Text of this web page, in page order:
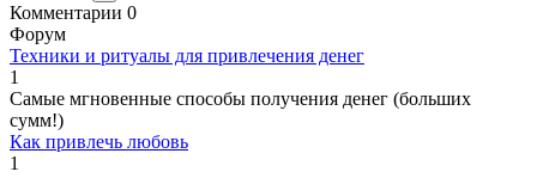
Комментарии 0
Форум
Техники и ритуалы для привлечения денег
1
Самые мгновенные способы получения денег (больших
сумм!)
Как привлечь любовь
1